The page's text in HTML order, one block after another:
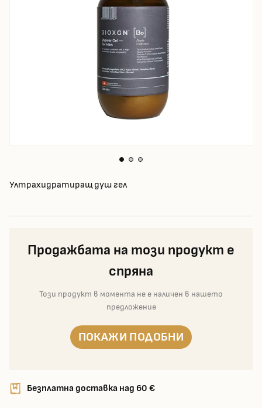
Ултрахидратиращ душ гел
Продажбата на този продукт е
спряна
Този продукт в момента не е наличен в нашето
предложение
ПОКАЖИ ПОДОБНИ
Безплатна доставка над 60 €